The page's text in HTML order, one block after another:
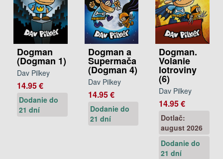
Dogman
(Dogman 1)
Dav Pilkey
14.95 €
Dodanie do
21 dní
Dogman a
Supermača
(Dogman 4)
Dav Pilkey
14.95 €
Dodanie do
21 dní
Dogman.
Volanie
lotroviny
(6)
Dav Pilkey
14.95 €
Dotlač:
august 2026
Dodanie do
21 dní